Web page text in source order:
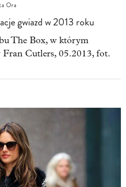
Ora
gwiazd w 2013 roku
The Box, w którym
Cutlers, 05.2013, fot.